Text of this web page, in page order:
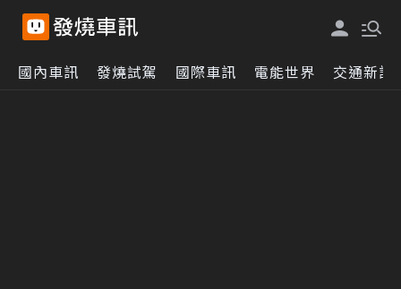
國內車訊 發燒試駕 國際車訊 電能世界 交通新訊